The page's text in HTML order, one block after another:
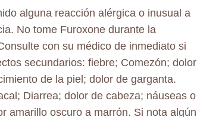
alguna reacción alérgica o inusual a
No tome Furoxone durante la
con su médico de inmediato si
secundarios: fiebre; Comezón; dolor
de la piel; dolor de garganta.
Diarrea; dolor de cabeza; náuseas o
amarillo oscuro a marrón. Si nota algún